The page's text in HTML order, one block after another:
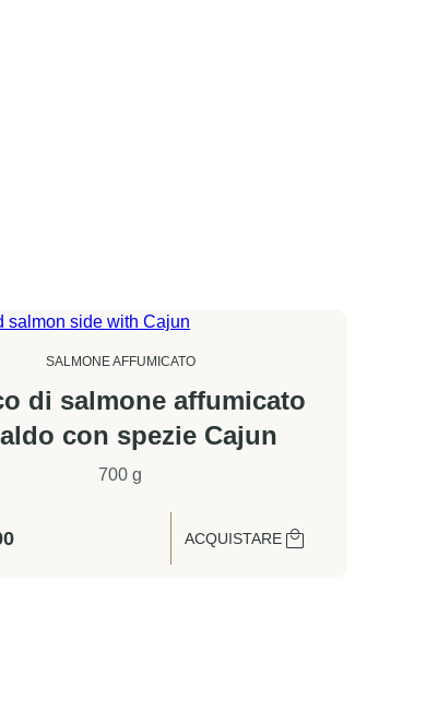
SALMONE AFFUMICATO
di salmone affumicato
con spezie Cajun
700 g
ACQUISTARE